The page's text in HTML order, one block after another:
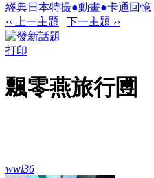
經典日本特撮●動畫●卡通回憶
‹‹ 上一主題 | 下一主題 ››
打印
飄零燕旅行圑
wwl36